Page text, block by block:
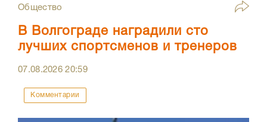
Общество
В Волгограде наградили сто
лучших спортсменов и тренеров
07.08.202620:59
Комментарии